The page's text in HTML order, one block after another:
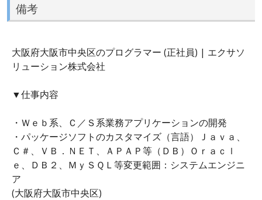
備考
大阪府大阪市中央区のプログラマー (正社員) | エクサソ
リューション株式会社
▼仕事内容
・Ｗｅｂ系、Ｃ／Ｓ系業務アプリケーションの開発
・パッケージソフトのカスタマイズ（言語）Ｊａｖａ、
Ｃ＃、ＶＢ．ＮＥＴ、ＡＰＡＰ等（ＤＢ）Ｏｒａｃｌ
ｅ、ＤＢ２、ＭｙＳＱＬ等変更範囲：システムエンジニ
ア
(大阪府大阪市中央区)